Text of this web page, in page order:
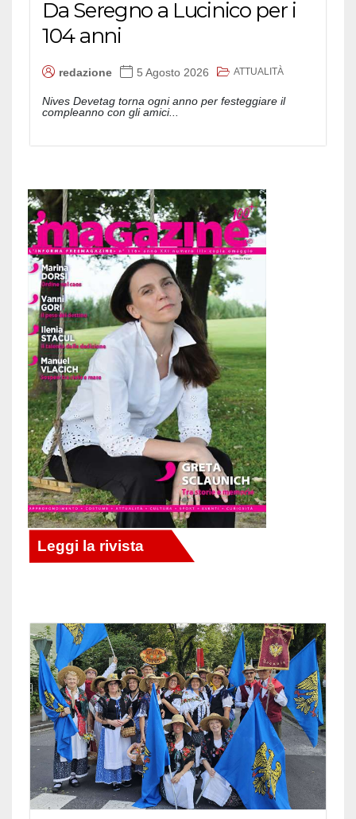
Da Seregno a Lucinico per i
104 anni
redazione 5 Agosto 2026 ATTUALITÀ
Nives Devetag torna ogni anno per festeggiare il
compleanno con gli amici...